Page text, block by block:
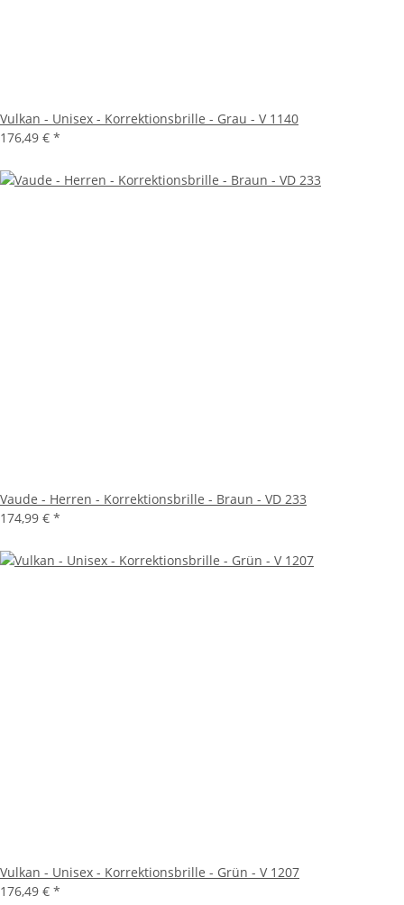
Vulkan - Unisex - Korrektionsbrille - Grau - V 1140
176,49 € *
Vaude - Herren - Korrektionsbrille - Braun - VD 233
174,99 € *
Vulkan - Unisex - Korrektionsbrille - Grün - V 1207
176,49 € *